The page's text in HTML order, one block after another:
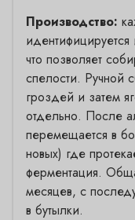
Производство:
что позволяет
спелости. Ручной
гроздей и затем
отдельно. После
перемещается в
новых) где
ферментация.
месяцев, с
в бутылки.